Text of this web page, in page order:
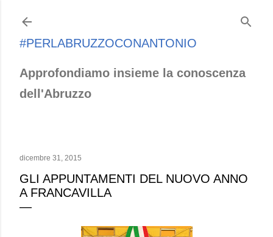
#PERLABRUZZOCONANTONIO
Approfondiamo insieme la conoscenza
dell'Abruzzo
dicembre 31, 2015
GLI APPUNTAMENTI DEL NUOVO ANNO
A FRANCAVILLA